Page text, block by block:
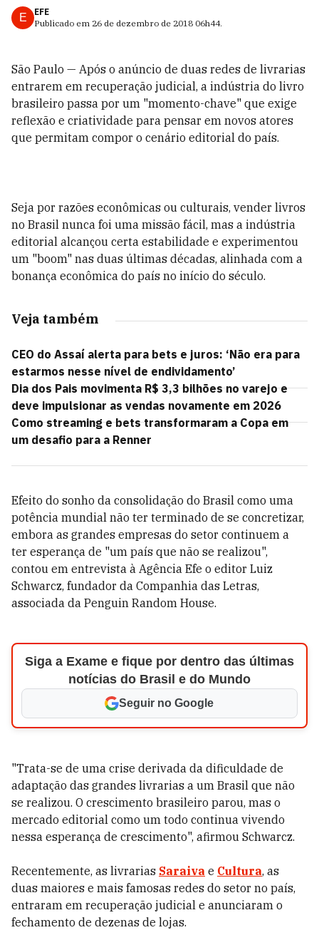
E
EFE
Publicado em 26 de dezembro de 2018 06h44.
São Paulo — Após o anúncio de duas redes de livrarias
entrarem em recuperação judicial, a indústria do livro
brasileiro passa por um "momento-chave" que exige
reflexão e criatividade para pensar em novos atores
que permitam compor o cenário editorial do país.
Seja por razões econômicas ou culturais, vender livros
no Brasil nunca foi uma missão fácil, mas a indústria
editorial alcançou certa estabilidade e experimentou
um "boom" nas duas últimas décadas, alinhada com a
bonança econômica do país no início do século.
Veja também
CEO do Assaí alerta para bets e juros: ‘Não era para
estarmos nesse nível de endividamento’
Dia dos Pais movimenta R$ 3,3 bilhões no varejo e
deve impulsionar as vendas novamente em 2026
Como streaming e bets transformaram a Copa em
um desafio para a Renner
Efeito do sonho da consolidação do Brasil como uma
potência mundial não ter terminado de se concretizar,
embora as grandes empresas do setor continuem a
ter esperança de "um país que não se realizou",
contou em entrevista à Agência Efe o editor Luiz
Schwarcz, fundador da Companhia das Letras,
associada da Penguin Random House.
Siga a Exame e fique por dentro das últimas
notícias do Brasil e do Mundo
Seguir no Google
"Trata-se de uma crise derivada da dificuldade de
adaptação das grandes livrarias a um Brasil que não
se realizou. O crescimento brasileiro parou, mas o
mercado editorial como um todo continua vivendo
nessa esperança de crescimento", afirmou Schwarcz.
Recentemente, as livrarias Saraiva e Cultura, as
duas maiores e mais famosas redes do setor no país,
entraram em recuperação judicial e anunciaram o
fechamento de dezenas de lojas.